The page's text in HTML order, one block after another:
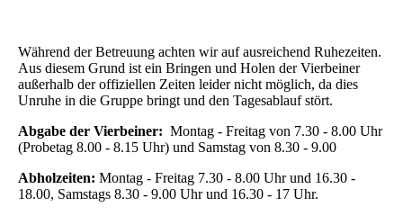
Während der Betreuung achten wir auf ausreichend Ruhezeiten.
Aus diesem Grund ist ein Bringen und Holen der Vierbeiner
außerhalb der offiziellen Zeiten leider nicht möglich, da dies
Unruhe in die Gruppe bringt und den Tagesablauf stört.
Abgabe der Vierbeiner: Montag - Freitag von 7.30 - 8.00 Uhr
(Probetag 8.00 - 8.15 Uhr) und Samstag von 8.30 - 9.00
Abholzeiten: Montag - Freitag 7.30 - 8.00 Uhr und 16.30 -
18.00, Samstags 8.30 - 9.00 Uhr und 16.30 - 17 Uhr.